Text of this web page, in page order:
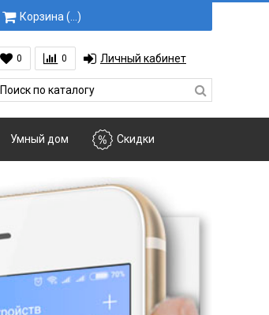
Корзина ( )
0 0 Личный кабинет
Умный дом Скидки